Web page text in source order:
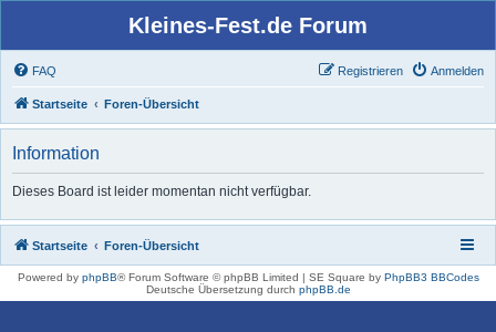
Kleines-Fest.de Forum
FAQ Anmelden
Registrieren
Startseite Foren-Übersicht
Information
Dieses Board ist leider momentan nicht verfügbar.
Startseite Foren-Übersicht
Powered by phpBB® Forum Software © phpBB Limited | SE Square by PhpBB3 BBCodes
Deutsche Übersetzung durch phpBB.de